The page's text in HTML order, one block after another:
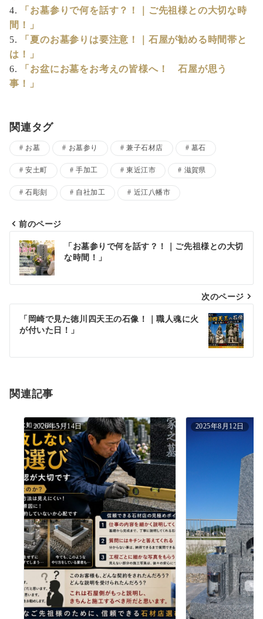
「お墓参りで何を話す？！｜ご先祖様との大切な時
間！」
「夏のお墓参りは要注意！｜石屋が勧める時間帯と
は！」
「お盆にお墓をお考えの皆様へ！ 石屋が思う
事！」
関連タグ
お墓 お墓参り 兼子石材店 墓石
安土町 手加工 東近江市 滋賀県
石彫刻 自社加工 近江八幡市
投
稿
ナ
ビ
シ
ン
前のページ
「お墓参りで何を話す？！｜ご先祖様との大切
な時間！」
次のページ
「岡崎で見た徳川四天王の石像！｜職人魂に火
が付いた日！」
関連記事
2026年5月14日 2025年8月12日